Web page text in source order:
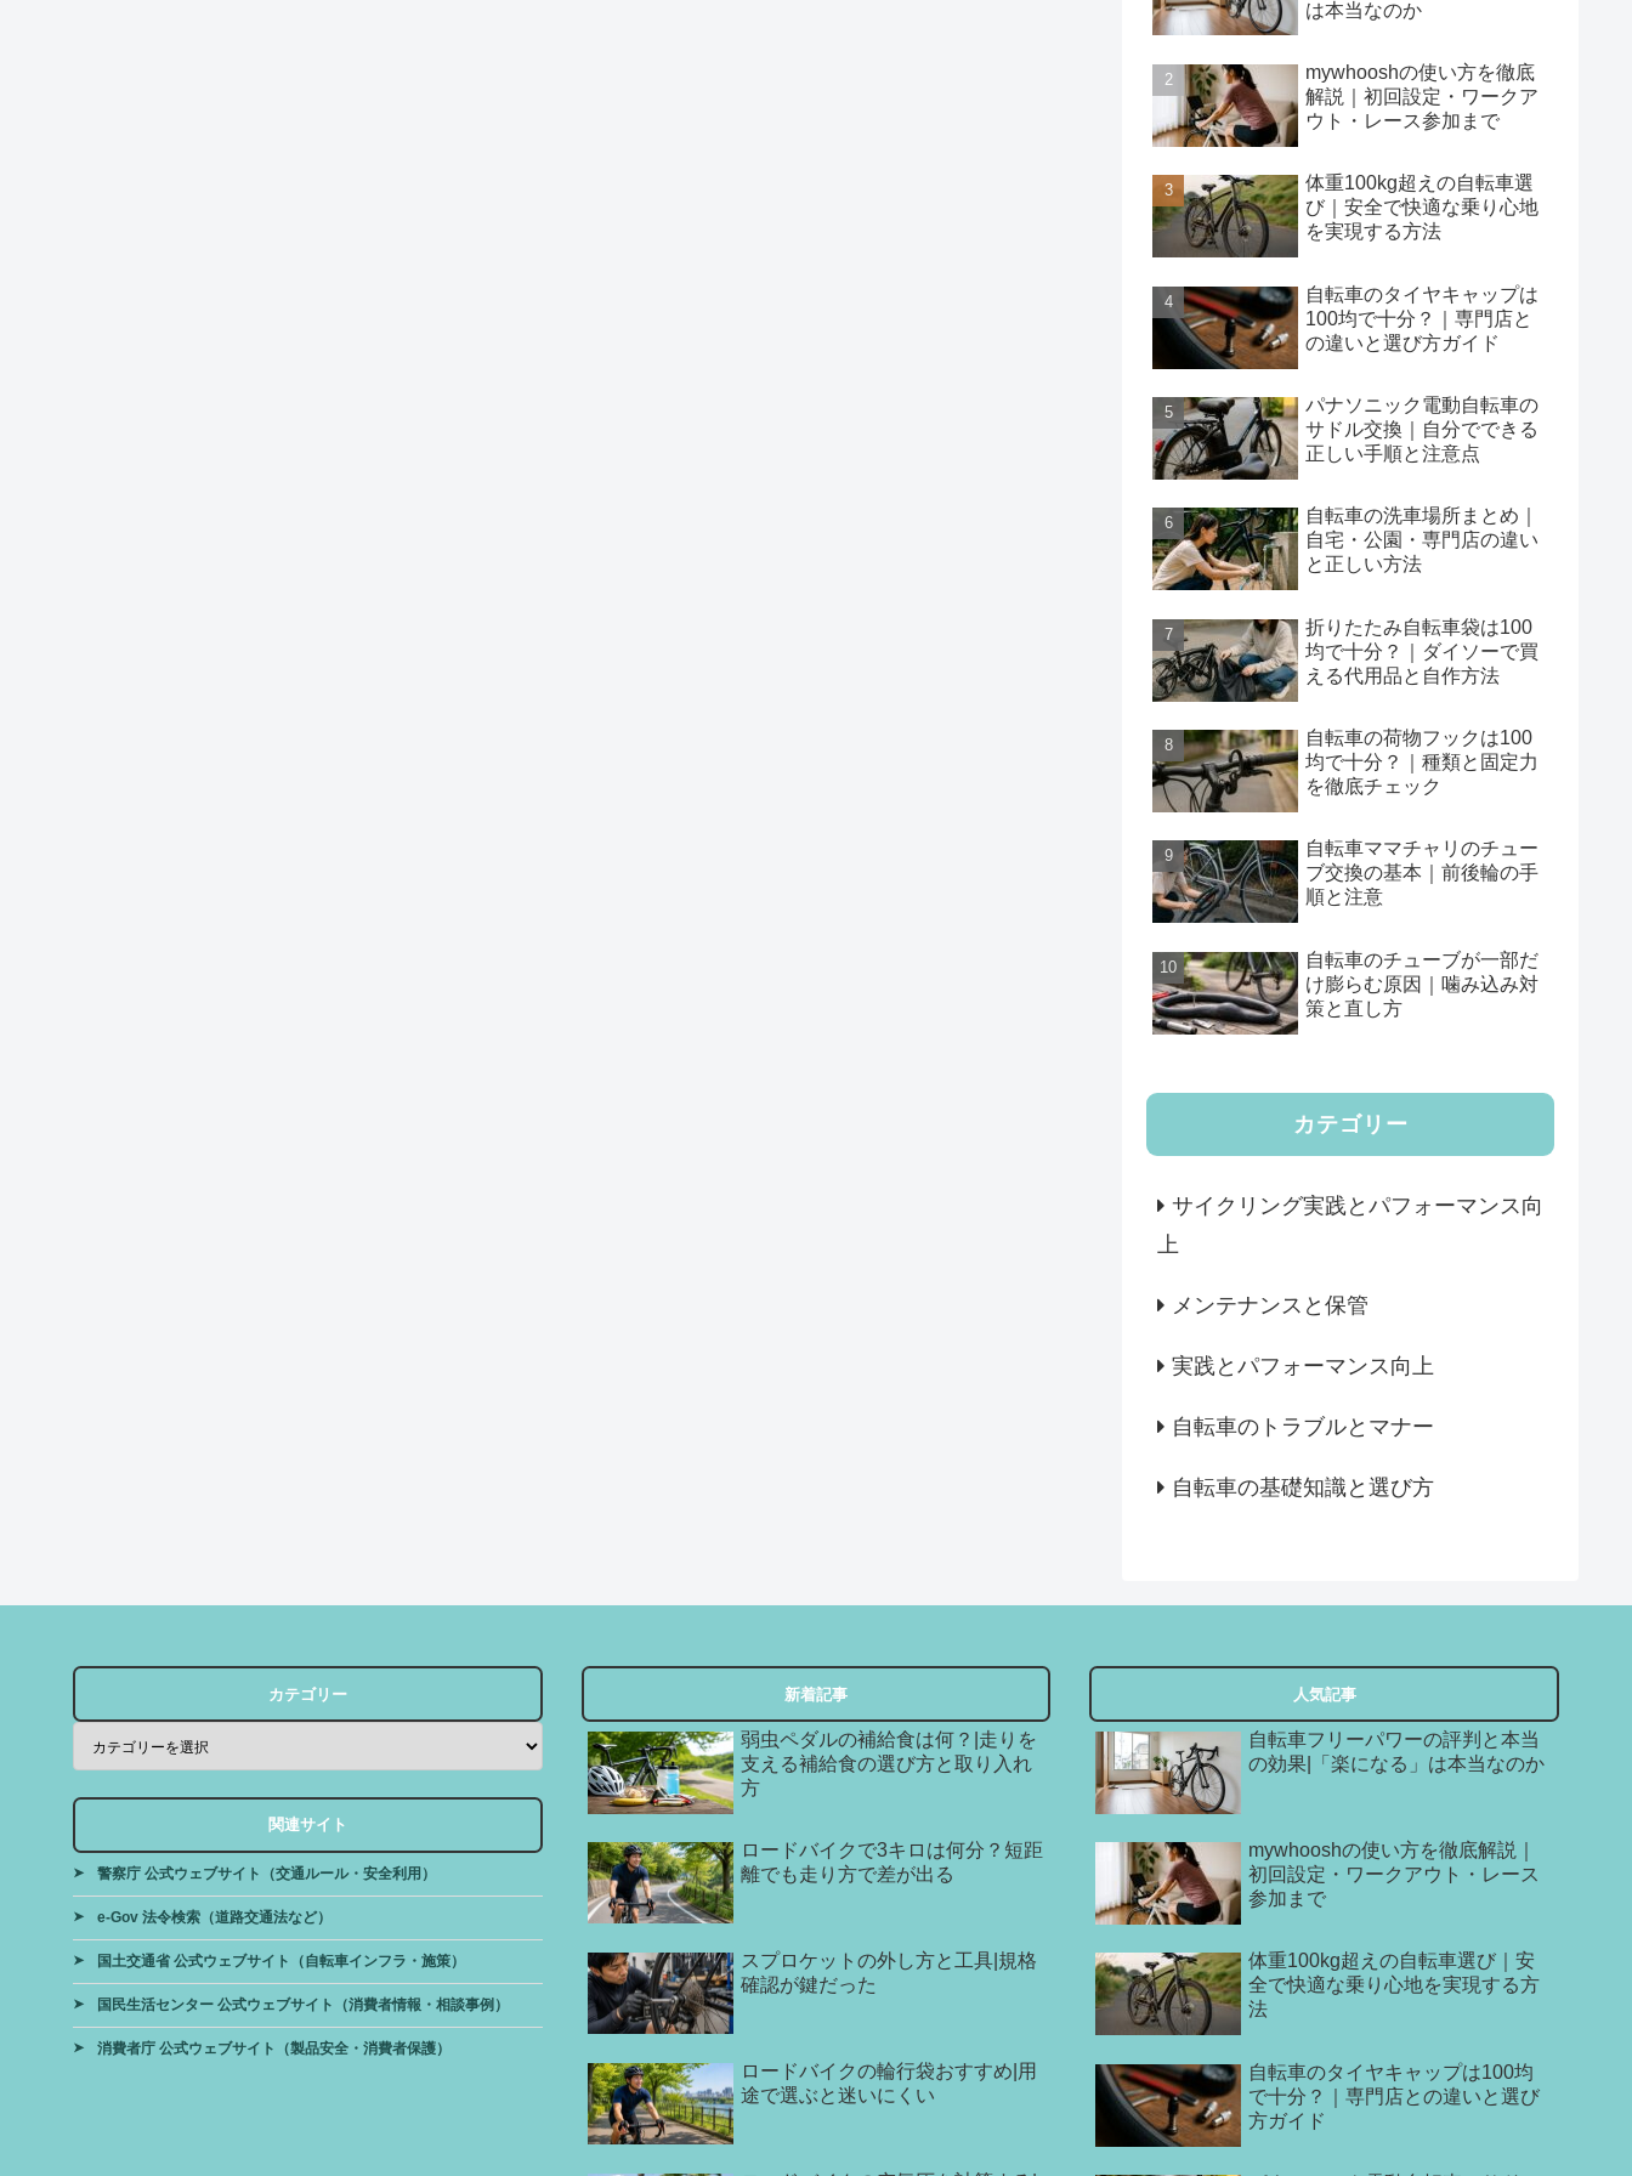
は本当なのか
mywhooshの使い方を徹底
解説｜初回設定・ワークア
ウト・レース参加まで
体重100kg超えの自転車選
び｜安全で快適な乗り心地
を実現する方法
自転車のタイヤキャップは
100均で十分？｜専門店と
の違いと選び方ガイド
パナソニック電動自転車の
サドル交換｜自分でできる
正しい手順と注意点
自転車の洗車場所まとめ｜
自宅・公園・専門店の違い
と正しい方法
折りたたみ自転車袋は100
均で十分？｜ダイソーで買
える代用品と自作方法
自転車の荷物フックは100
均で十分？｜種類と固定力
を徹底チェック
自転車ママチャリのチュー
ブ交換の基本｜前後輪の手
順と注意
自転車のチューブが一部だ
け膨らむ原因｜噛み込み対
策と直し方
カテゴリー
サイクリング実践とパフォーマンス向
上
メンテナンスと保管
実践とパフォーマンス向上
自転車のトラブルとマナー
自転車の基礎知識と選び方
カテゴリー
関連サイト
警察庁 公式ウェブサイト（交通ルール・安全利用）
e-Gov 法令検索（道路交通法など）
国土交通省 公式ウェブサイト（自転車インフラ・施策）
国民生活センター 公式ウェブサイト（消費者情報・相談事例）
消費者庁 公式ウェブサイト（製品安全・消費者保護）
新着記事
弱虫ペダルの補給食は何？|走りを
支える補給食の選び方と取り入れ
方
ロードバイクで3キロは何分？短距
離でも走り方で差が出る
スプロケットの外し方と工具|規格
確認が鍵だった
ロードバイクの輪行袋おすすめ|用
途で選ぶと迷いにくい
人気記事
自転車フリーパワーの評判と本当
の効果|「楽になる」は本当なのか
mywhooshの使い方を徹底解説｜
初回設定・ワークアウト・レース
参加まで
体重100kg超えの自転車選び｜安
全で快適な乗り心地を実現する方
法
自転車のタイヤキャップは100均
で十分？｜専門店との違いと選び
方ガイド